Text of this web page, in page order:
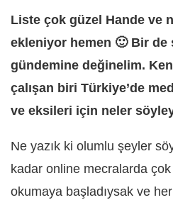
Liste çok güzel Hande ve
ekleniyor hemen 🙂 Bir de
gündemine değinelim.
çalışan biri Türkiye’de
ve eksileri için neler
Ne yazık ki olumlu şeyler
kadar online mecralarda
okumaya başladıysak ve